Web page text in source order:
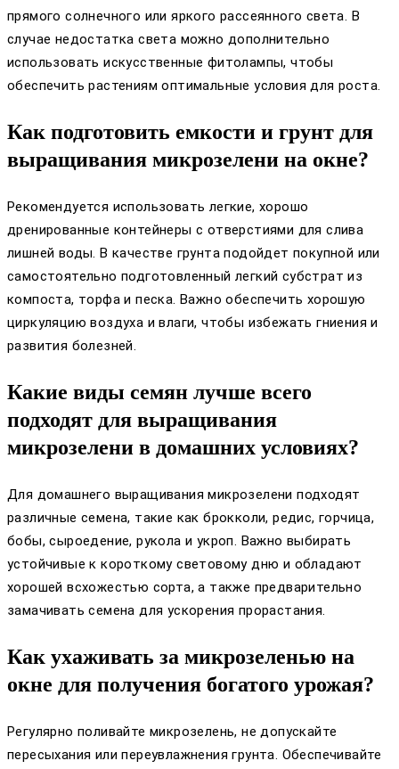
прямого солнечного или яркого рассеянного света. В
случае недостатка света можно дополнительно
использовать искусственные фитолампы, чтобы
обеспечить растениям оптимальные условия для роста.
Как подготовить емкости и грунт для
выращивания микрозелени на окне?
Рекомендуется использовать легкие, хорошо
дренированные контейнеры с отверстиями для слива
лишней воды. В качестве грунта подойдет покупной или
самостоятельно подготовленный легкий субстрат из
компоста, торфа и песка. Важно обеспечить хорошую
циркуляцию воздуха и влаги, чтобы избежать гниения и
развития болезней.
Какие виды семян лучше всего
подходят для выращивания
микрозелени в домашних условиях?
Для домашнего выращивания микрозелени подходят
различные семена, такие как брокколи, редис, горчица,
бобы, сыроедение, рукола и укроп. Важно выбирать
устойчивые к короткому световому дню и обладают
хорошей всхожестью сорта, а также предварительно
замачивать семена для ускорения прорастания.
Как ухаживать за микрозеленью на
окне для получения богатого урожая?
Регулярно поливайте микрозелень, не допускайте
пересыхания или переувлажнения грунта. Обеспечивайте